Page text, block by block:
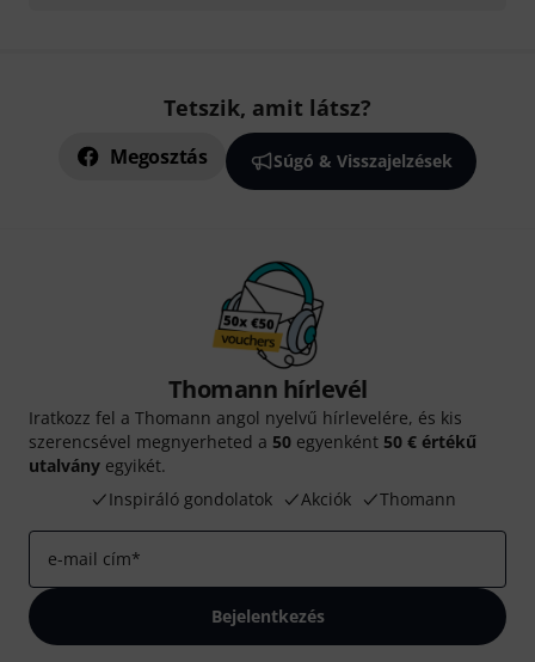
Tetszik, amit látsz?
Megosztás Súgó & Visszajelzések
Thomann hírlevél
Iratkozz fel a Thomann angol nyelvű hírlevelére, és kis
szerencsével megnyerheted a 50 egyenként 50 € értékű
utalvány egyikét.
Inspiráló gondolatok
Akciók Thomann
e-mail cím*
Bejelentkezés